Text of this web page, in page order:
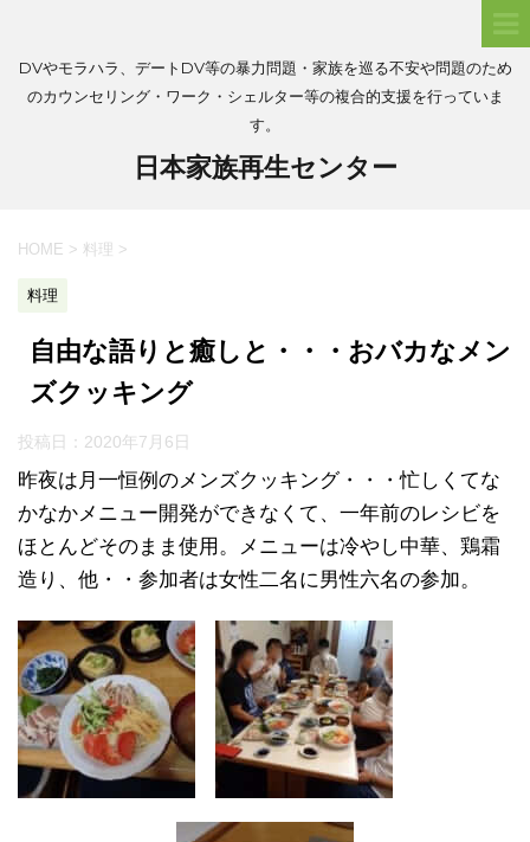
DVやモラハラ、デートDV等の暴力問題・家族を巡る不安や問題のため
のカウンセリング・ワーク・シェルター等の複合的支援を行っていま
す。
日本家族再生センター
HOME > 料理 >
料理
自由な語りと癒しと・・・おバカなメン
ズクッキング
投稿日： 2020年7月6日
昨夜は月一恒例のメンズクッキング・・・忙しくてな
かなかメニュー開発ができなくて、一年前のレシビを
ほとんどそのまま使用。メニューは冷やし中華、鶏霜
造り、他・・参加者は女性二名に男性六名の参加。